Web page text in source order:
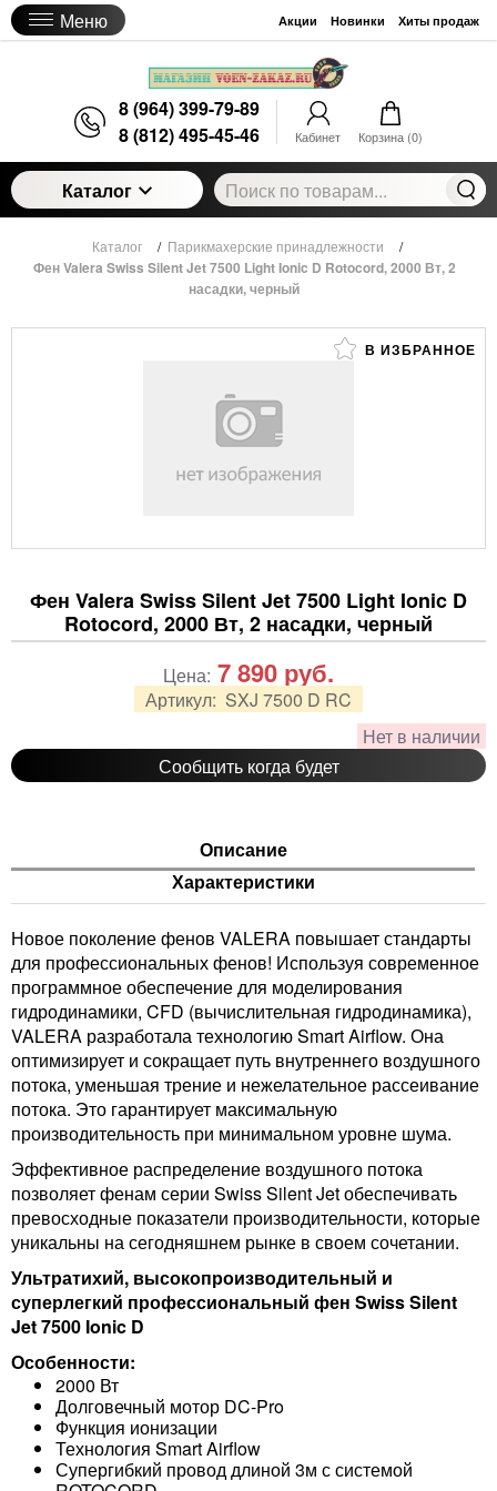
Меню Акции Новинки Хиты продаж
8 (964) 399-79-89
8 (812) 495-45-46
Кабинет Корзина (0)
Каталог
Каталог / Парикмахерские принадлежности /
Фен Valera Swiss Silent Jet 7500 Light Ionic D Rotocord, 2000 Вт, 2
насадки, черный
В ИЗБРАННОЕ
Фен Valera Swiss Silent Jet 7500 Light Ionic D
Rotocord, 2000 Вт, 2 насадки, черный
Артикул: SXJ 7500 D RC
Нет в наличии
Сообщить когда будет
Цена: 7 890 руб.
Описание
Характеристики
Новое поколение фенов VALERA повышает стандарты
для профессиональных фенов! Используя современное
программное обеспечение для моделирования
гидродинамики, CFD (вычислительная гидродинамика),
VALERA разработала технологию Smart Airflow. Она
оптимизирует и сокращает путь внутреннего воздушного
потока, уменьшая трение и нежелательное рассеивание
потока. Это гарантирует максимальную
производительность при минимальном уровне шума.
Эффективное распределение воздушного потока
позволяет фенам серии Swiss Silent Jet обеспечивать
превосходные показатели производительности, которые
уникальны на сегодняшнем рынке в своем сочетании.
Ультратихий, высокопроизводительный и
суперлегкий профессиональный фен Swiss Silent
Jet 7500 Ionic D
Особенности:
2000 Вт
Долговечный мотор DC-Pro
Функция ионизации
Технология Smart Airflow
Супергибкий провод длиной 3м с системой